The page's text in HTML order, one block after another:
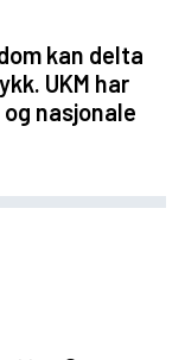
kan delta
UKM har
nasjonale